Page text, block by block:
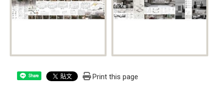
Share Print this page